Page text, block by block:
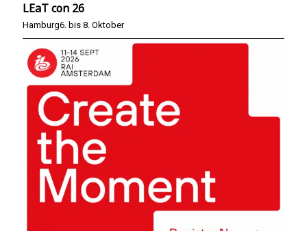
LEaT con 26
Hamburg6. bis 8. Oktober